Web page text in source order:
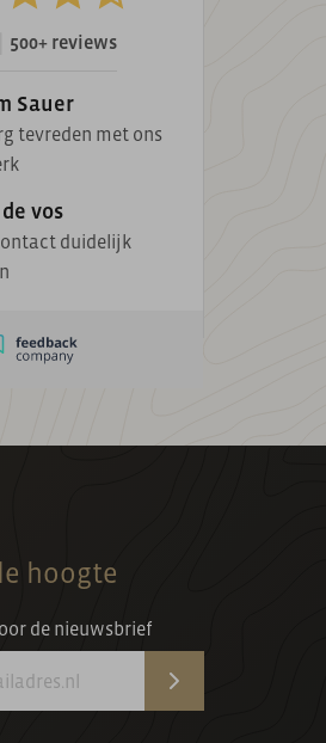
500+ reviews
Sauer
tevreden met ons
vos
duidelijk
hoogte
de nieuwsbrief